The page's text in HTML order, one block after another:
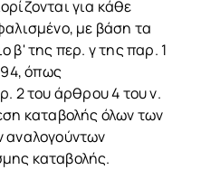
για κάθε
με βάση τα
β' της περ. γ της παρ. 1
όπως
2 του άρθρου 4 του ν.
καταβολής όλων των
αναλογούντων
καταβολής.